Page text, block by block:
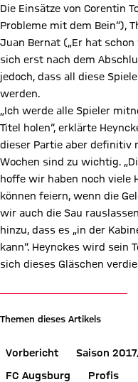
Die Einsätze von Corentin
Probleme mit dem Bein“),
Juan Bernat („Er hat
sich erst nach dem
jedoch, dass all diese
werden.
„Ich werde alle Spieler
Titel holen“, erklärte
dieser Partie aber definitiv
Wochen sind zu wichtig.
hoffe wir haben noch viele
können feiern, wenn die
wir auch die Sau
hinzu, dass es „in der
kann“. Heynckes wird sein
sich dieses Gläschen
Themen dieses Artikels
Vorbericht Saison
FC Augsburg
Profis